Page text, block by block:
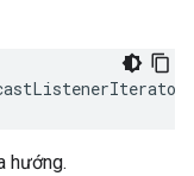
hướng.